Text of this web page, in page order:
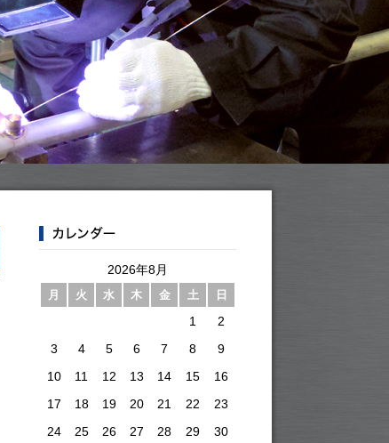
2026年8月
月 火 水 木 金 土 日
1
2
3
4 5 6 7 8
9
10
11 12 13 14 15
16
17
18 19 20 21 22
23
24
25 26 27 28 29
30